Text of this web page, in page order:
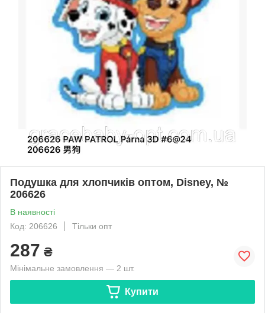
Подушка для хлопчиків оптом, Disney, №
206626
В наявності
Код: 206626
Тільки опт
287 ₴
Мінімальне замовлення — 2 шт.
Купити